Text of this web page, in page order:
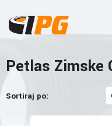
Petlas Zimske
Sortiraj po: